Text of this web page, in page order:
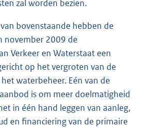
zal worden bezien.
bovenstaande hebben de
november 2009 de
Verkeer en Waterstaat een
op het vergroten van de
waterbeheer. Eén van de
is om meer doelmatigheid
in één hand leggen van aanleg,
en financiering van de primaire